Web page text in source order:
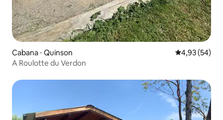
Cabana ⋅ Quinson 4,93 de uma
4,93 (54)
A Roulotte du Verdon